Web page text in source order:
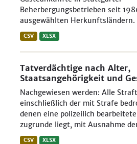
Beherbergungsbetrieben seit
ausgewählten Herkunftsländern.
CSV XLSX
Tatverdächtige nach Alter,
Staatsangehörigkeit und
Nachgewiesen werden: Alle
einschließlich der mit Strafe
denen eine polizeilich
zugrunde liegt, mit Ausnahme
CSV XLSX